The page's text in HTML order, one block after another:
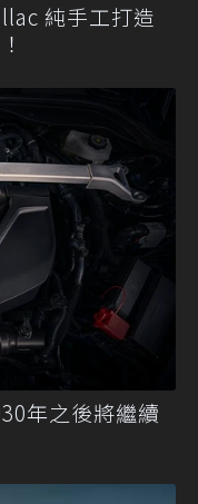
純手工打造
年之後將繼續